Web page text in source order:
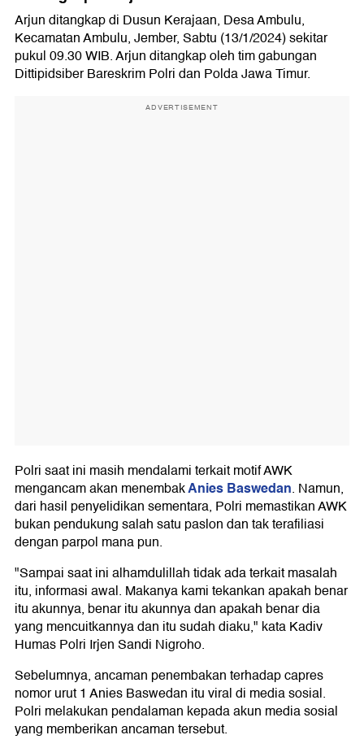
Arjun ditangkap di Dusun Kerajaan, Desa Ambulu,
Kecamatan Ambulu, Jember, Sabtu (13/1/2024) sekitar
pukul 09.30 WIB. Arjun ditangkap oleh tim gabungan
Dittipidsiber Bareskrim Polri dan Polda Jawa Timur.
ADVERTISEMENT
Polri saat ini masih mendalami terkait motif AWK
mengancam akan menembakAnies Baswedan. Namun,
dari hasil penyelidikan sementara, Polri memastikan AWK
bukan pendukung salah satu paslon dan tak terafiliasi
dengan parpol mana pun.
"Sampai saat ini alhamdulillah tidak ada terkait masalah
itu, informasi awal. Makanya kami tekankan apakah benar
itu akunnya, benar itu akunnya dan apakah benar dia
yang mencuitkannya dan itu sudah diaku," kata Kadiv
Humas Polri Irjen Sandi Nigroho.
Sebelumnya, ancaman penembakan terhadap capres
nomor urut 1 Anies Baswedan itu viral di media sosial.
Polri melakukan pendalaman kepada akun media sosial
yang memberikan ancaman tersebut.